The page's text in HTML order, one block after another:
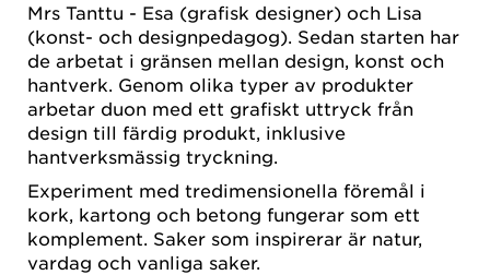
Mrs Tanttu - Esa (grafisk designer) och Lisa
(konst- och designpedagog). Sedan starten har
de arbetat i gränsen mellan design, konst och
hantverk. Genom olika typer av produkter
arbetar duon med ett grafiskt uttryck från
design till färdig produkt, inklusive
hantverksmässig tryckning.
Experiment med tredimensionella föremål i
kork, kartong och betong fungerar som ett
komplement. Saker som inspirerar är natur,
vardag och vanliga saker.